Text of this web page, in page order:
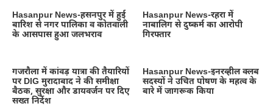
Hasanpur News-हसनपुर में हुई
बारिश से नगर पालिका व कोतवाली
के आसपास हुआ जलभराव
Hasanpur News-रहरा में
नाबालिग से दुष्कर्म का आरोपी
गिरफ्तार
गजरौला में कांवड़ यात्रा की तैयारियों
पर DIG मुरादाबाद ने की समीक्षा
बैठक, सुरक्षा और डायवर्जन पर दिए
सख्त निर्देश
Hasanpur News-इनरव्हील क्लब
सदस्यों ने उचित पोषण के महत्व के
बारे में जागरूक किया